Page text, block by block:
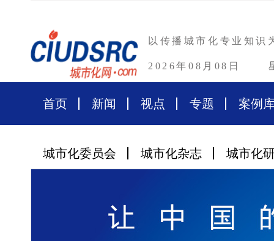
以传播城市化专业知识
2026年08月08日
首页 新闻 视点 专题 案例
城市化委员会 城市化杂志 城市化